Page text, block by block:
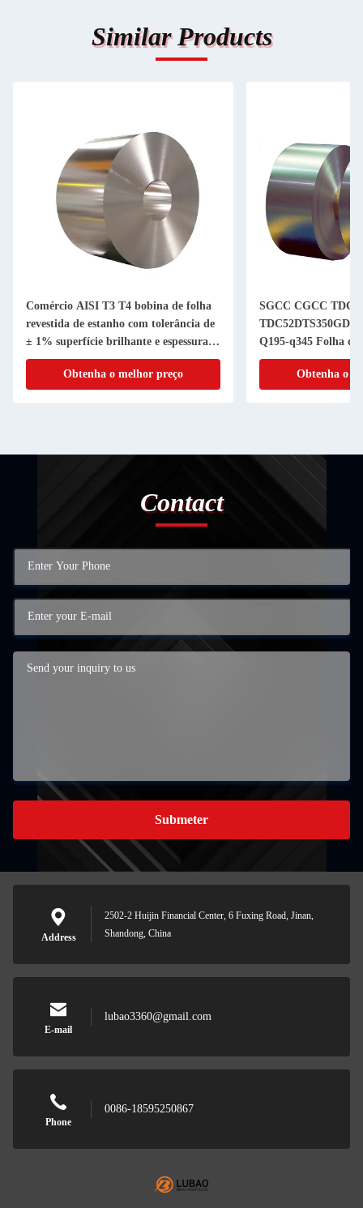
Similar Products
Comércio AISI T3 T4 bobina de folha
revestida de estanho com tolerância de
± 1% superfície brilhante e espessura
personalizada
Obtenha o melhor preço
SGCC CGCC
TDC52DTS350GD
Q195-q345 Folha de
de estanho de
desempenhoObtenha o
Contact
Submeter
Address
2502-2 Huijin Financial Center, 6 Fuxing Road, Jinan,
Shandong, China
E-mail
lubao3360@gmail.com
Phone
0086-18595250867